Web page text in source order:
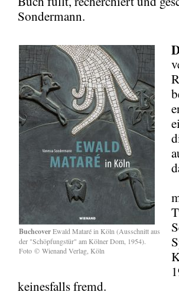
Sondermann.
BuchcoverEwald Mataré in Köln (Ausschnitt aus
der "Schöpfungstür" am Kölner Dom, 1954).
Foto © Wienand Verlag, Köln
keinesfalls fremd.